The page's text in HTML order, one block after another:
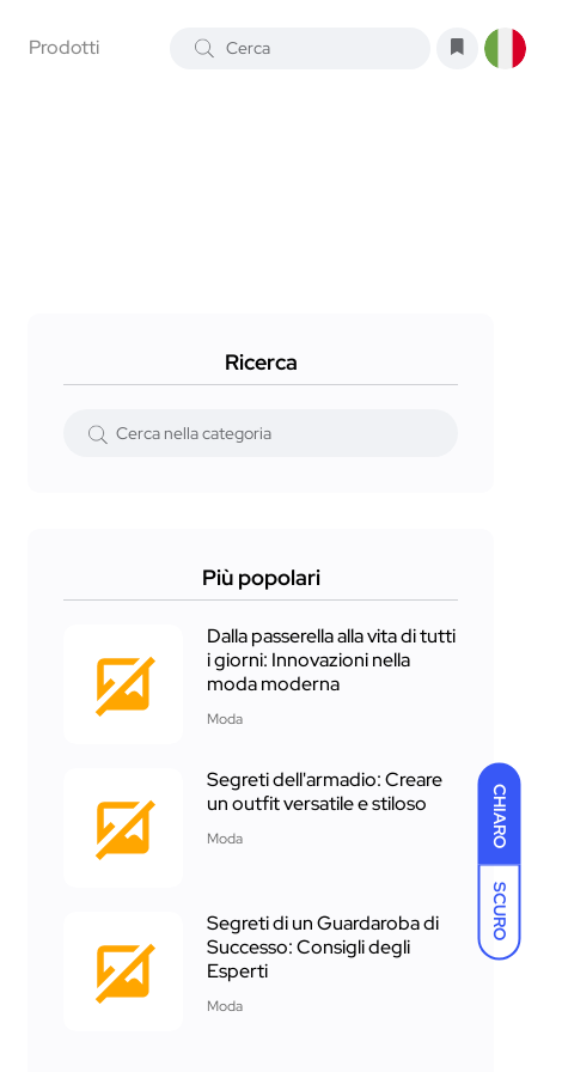
CHIARO
SCURO
Prodotti
Ricerca
Più popolari
Dalla passerella alla vita di tutti
i giorni: Innovazioni nella
moda moderna
Moda
Segreti dell'armadio: Creare
un outfit versatile e stiloso
Moda
Segreti di un Guardaroba di
Successo: Consigli degli
Esperti
Moda